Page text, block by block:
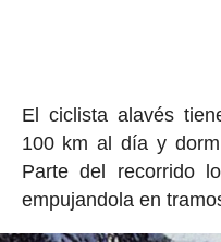
El ciclista alavés
100 km al día y
Parte del recorrido
empujandola en